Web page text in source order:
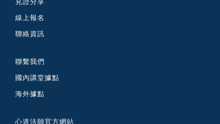
見證分享
線上報名
聯絡資訊
聯繫我們
國內講堂據點
海外據點
心道法師官方網站